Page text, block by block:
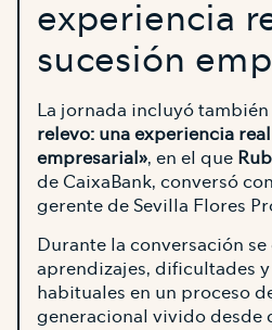
experiencia
sucesión
La jornada incluyó
relevo: una experiencia
empresarial», en el que
de CaixaBank, conversó con
gerente de Sevilla Flores
Durante la conversación
aprendizajes, dificultades
habituales en un proceso
generacional vivido desde